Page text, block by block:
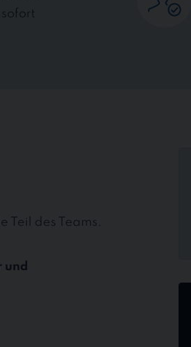
Teil des Teams.
und